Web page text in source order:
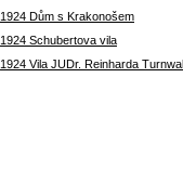
1924 Dům s Krakonošem
1924 Schubertova vila
1924 Vila JUDr. Reinharda